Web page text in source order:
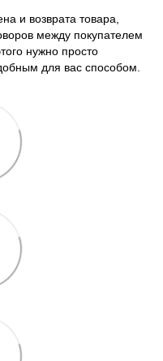
и возврата товара,
между покупателем
нужно просто
для вас способом.